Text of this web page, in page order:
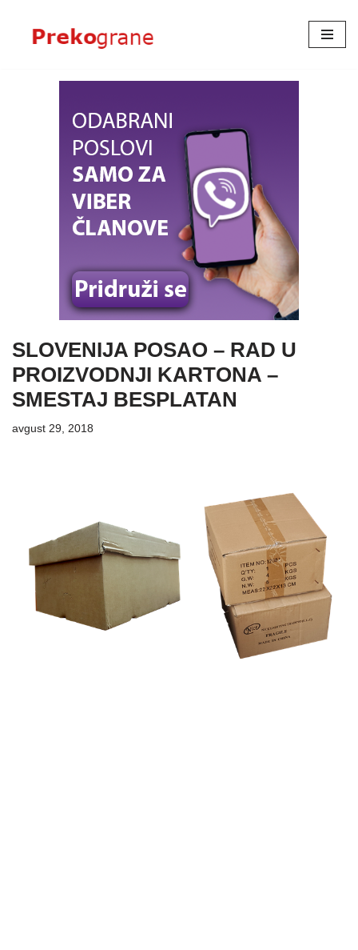
Skoči
SLOVENIJA POSAO – RAD U
PROIZVODNJI KARTONA –
SMESTAJ BESPLATAN
avgust 29, 2018